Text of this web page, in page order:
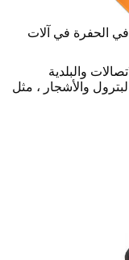
في الحفرة في آلات
والبلدية
والأشجار ، مثل